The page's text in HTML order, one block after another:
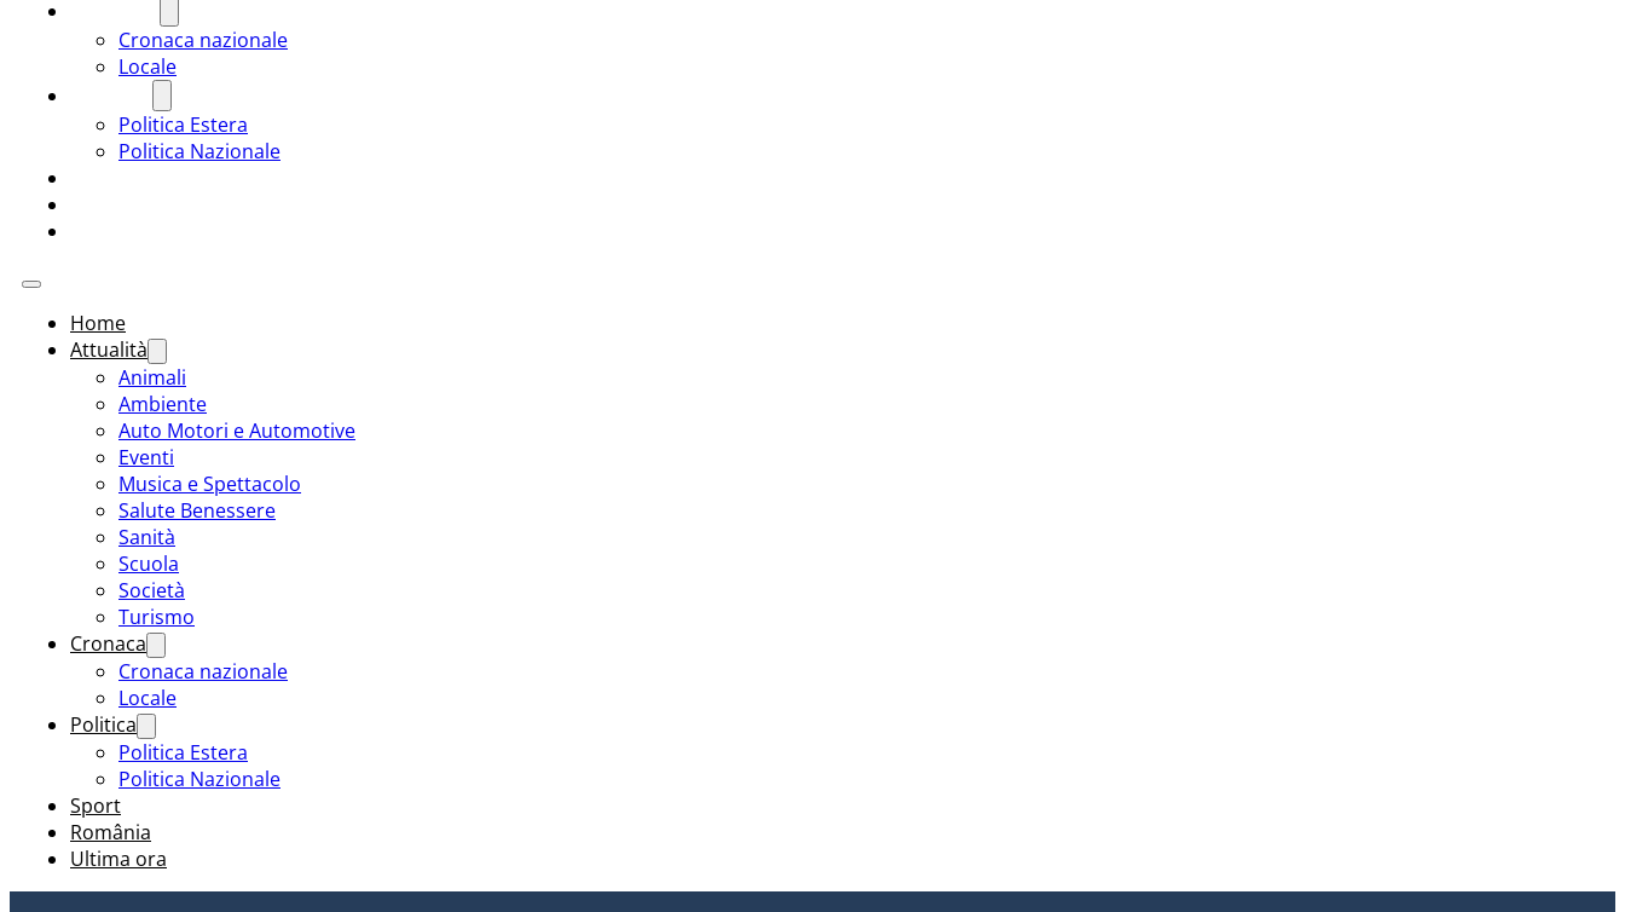
Cronaca nazionale
Locale
Politica Estera
Politica Nazionale
Home
Attualità
Animali
Ambiente
Auto Motori e Automotive
Eventi
Musica e Spettacolo
Salute Benessere
Sanità
Scuola
Società
Turismo
Cronaca
Cronaca nazionale
Locale
Politica
Politica Estera
Politica Nazionale
Sport
România
Ultima ora